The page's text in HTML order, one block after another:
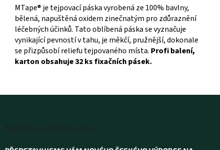
MTape® je tejpovací páska vyrobená ze 100% bavlny,
bělená, napuštěná oxidem zinečnatým pro zdůraznění
léčebných účinků. Tato oblíbená páska se vyznačuje
vynikajícípevností v tahu, je měkčí, pružnější, dokonale
se přizpůsobí reliefu tejpovaného místa. Profi balení,
karton obsahuje 32 ks fixačních pásek.